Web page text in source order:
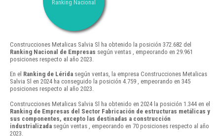
Ranking Nacional
Construcciones Metalicas Salvia Sl ha obtenido la posición 372.682 del
Ranking Nacional de Empresas según ventas , empeorando en 29.961
posiciones respecto al año 2023.
En el Ranking de Lérida según ventas, la empresa Construcciones Metalicas
Salvia Sl en 2024 ha conseguido la posición 4.759 , empeorando en 345
posiciones respecto al año 2023.
Construcciones Metalicas Salvia Sl ha obtenido en 2024 la posición 1.344 en el
Ranking de Empresas del Sector Fabricación de estructuras metálicas y
sus componentes, excepto las destinadas a construcción
industrializada según ventas , empeorando en 70 posiciones respecto al año
2023.